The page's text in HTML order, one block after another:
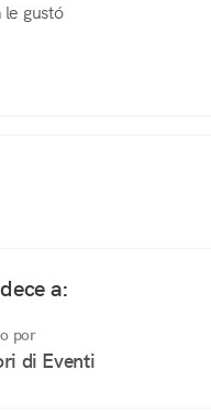
le gustó
a:
por
di Eventi